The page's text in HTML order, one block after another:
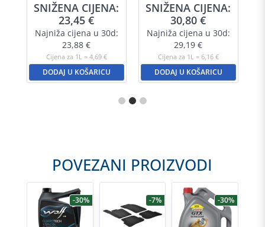
SNIŽENA CIJENA:
23,45€
Najniža cijena u 30d:
23,88€
Cijena za 1L = 4,69 €
DODAJ U KOŠARICU
SNIŽENA CIJENA:
30,80€
Najniža cijena u 30d:
29,19€
Cijena za 1L = 6,16 €
DODAJ U KOŠARICU
POVEZANI PROIZVODI
-30% -7% -30%